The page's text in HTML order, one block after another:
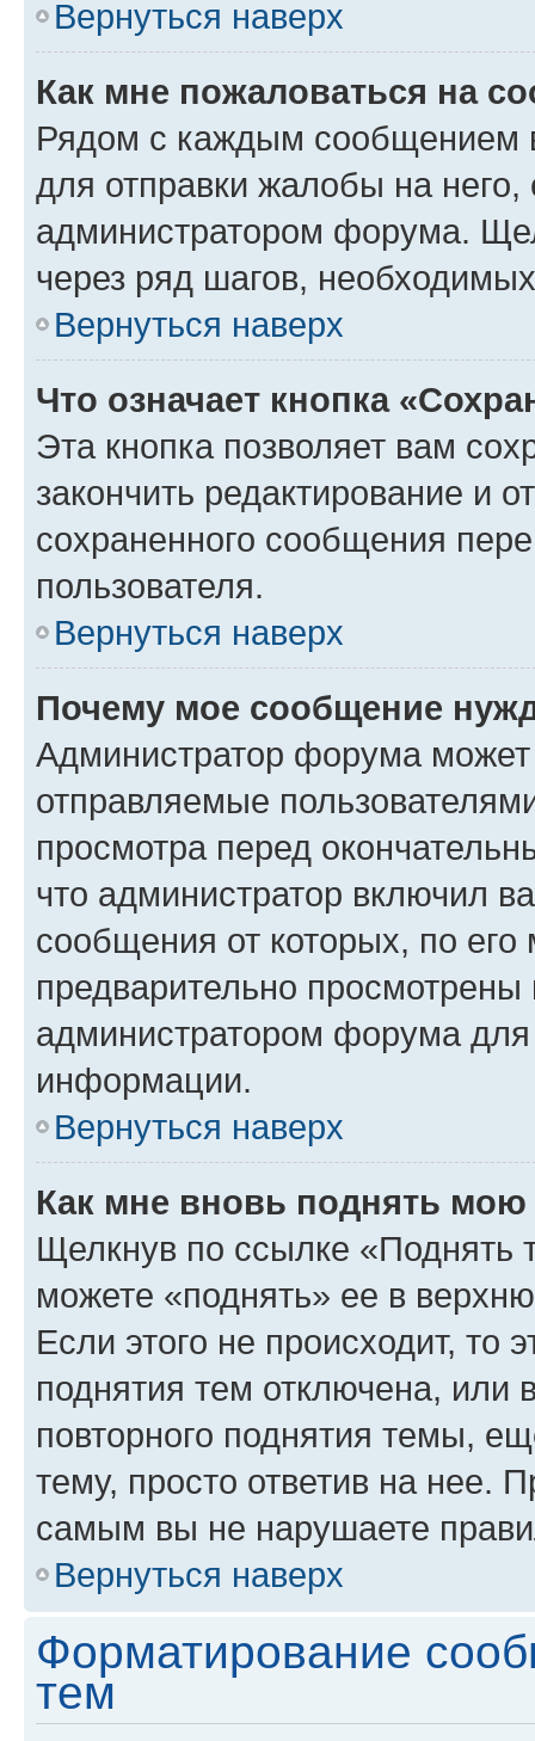
Вернуться наверх
Как мне пожаловаться на
Рядом с каждым сообщением
для отправки жалобы на
администратором форума.
через ряд шагов,
Вернуться наверх
Что означает кнопка
Эта кнопка позволяет вам
закончить редактирование и
сохраненного сообщения
пользователя.
Вернуться наверх
Почему мое сообщение
Администратор форума
отправляемые
просмотра перед
что администратор включил
сообщения от которых, по
предварительно
администратором форума
информации.
Вернуться наверх
Как мне вновь поднять мою
Щелкнув по ссылке «Поднять
можете «поднять» ее в
Если этого не происходит, то
поднятия тем отключена, или
повторного поднятия темы,
тему, просто ответив на нее.
самым вы не нарушаете
Вернуться наверх
Форматирование
тем